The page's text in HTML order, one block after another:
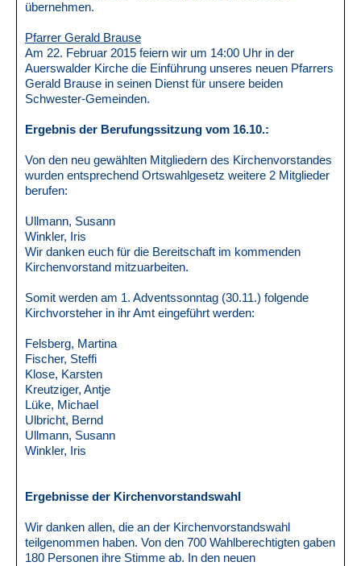
übernehmen.
Pfarrer Gerald Brause
Am 22. Februar 2015 feiern wir um 14:00 Uhr in der
Auerswalder Kirche die Einführung unseres neuen Pfarrers
Gerald Brause in seinen Dienst für unsere beiden
Schwester-Gemeinden.
Ergebnis der Berufungssitzung vom 16.10.:
Von den neu gewählten Mitgliedern des Kirchenvorstandes
wurden entsprechend Ortswahlgesetz weitere 2 Mitglieder
berufen:
Ullmann, Susann
Winkler, Iris
Wir danken euch für die Bereitschaft im kommenden
Kirchenvorstand mitzuarbeiten.
Somit werden am 1. Adventssonntag (30.11.) folgende
Kirchvorsteher in ihr Amt eingeführt werden:
Felsberg, Martina
Fischer, Steffi
Klose, Karsten
Kreutziger, Antje
Lüke, Michael
Ulbricht, Bernd
Ullmann, Susann
Winkler, Iris
Ergebnisse der Kirchenvorstandswahl
Wir danken allen, die an der Kirchenvorstandswahl
teilgenommen haben. Von den 700 Wahlberechtigten gaben
180 Personen ihre Stimme ab. In den neuen